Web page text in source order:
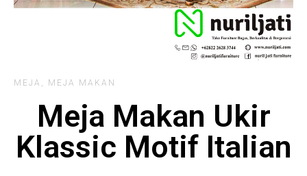
MEJA , MEJA MAKAN
Meja Makan Ukir
Klassic Motif Italian